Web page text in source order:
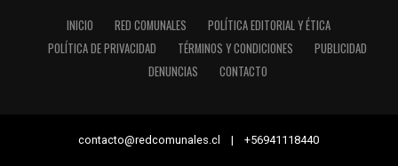
INICIO RED COMUNALES
POLÍTICA EDITORIAL Y ÉTICA
POLÍTICA DE PRIVACIDAD
TÉRMINOS Y CONDICIONES
PUBLICIDAD
DENUNCIAS
CONTACTO
contacto@redcomunales.cl | +56941118440